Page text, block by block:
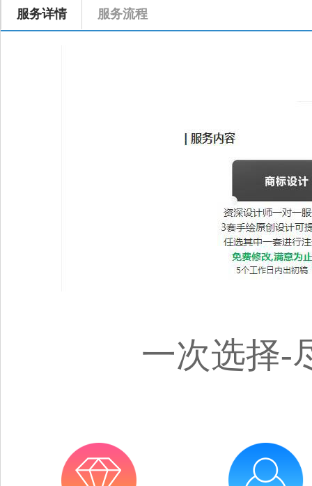
服务详情 服务流程
一次选择-